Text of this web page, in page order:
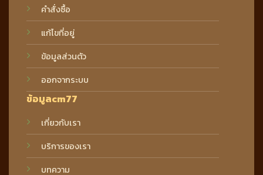
คำสั่งซื้อ
แก้ไขที่อยู่
ข้อมูลส่วนตัว
ออกจากระบบ
ข้อมูลcm77
เกี่ยวกับเรา
บริการของเรา
บทความ